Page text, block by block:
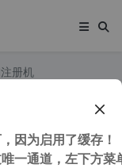
册机
因为启用了缓存！
一通道，左下方菜